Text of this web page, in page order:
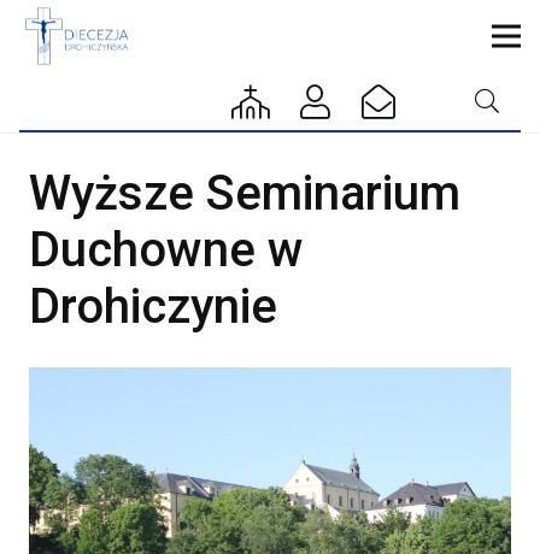
Wyższe Seminarium
Duchowne w
Drohiczynie